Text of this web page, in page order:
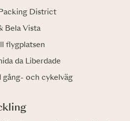
District
Bela Vista
flygplatsen
da Liberdade
gång- och cykelväg